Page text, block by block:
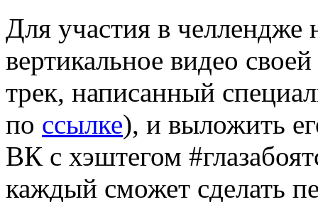
Для участия в челлендже
вертикальное видео
трек, написанный
по ссылке), и выложить
ВК с хэштегом
каждый сможет сделать